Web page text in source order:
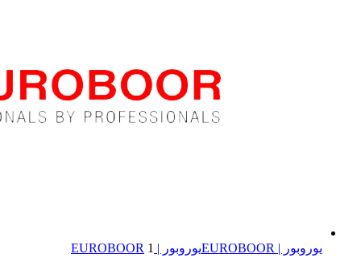
یوروبور | EUROBOOR یوروبور | EUROBOOR 1